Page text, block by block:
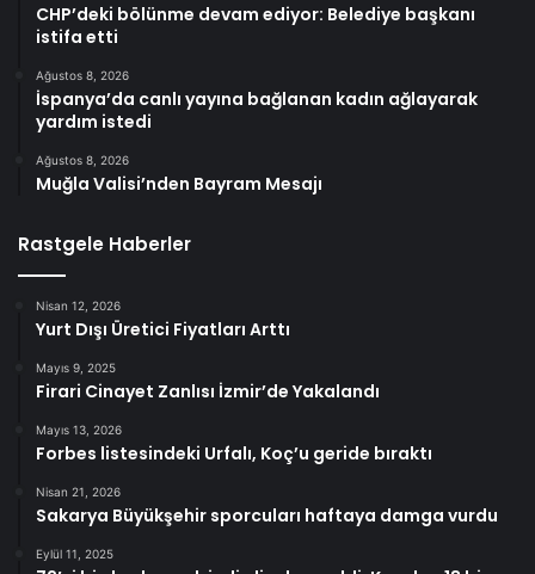
CHP’deki bölünme devam ediyor: Belediye başkanı
istifa etti
Ağustos 8, 2026
İspanya’da canlı yayına bağlanan kadın ağlayarak
yardım istedi
Ağustos 8, 2026
Muğla Valisi’nden Bayram Mesajı
Rastgele Haberler
Nisan 12, 2026
Yurt Dışı Üretici Fiyatları Arttı
Mayıs 9, 2025
Firari Cinayet Zanlısı İzmir’de Yakalandı
Mayıs 13, 2026
Forbes listesindeki Urfalı, Koç’u geride bıraktı
Nisan 21, 2026
Sakarya Büyükşehir sporcuları haftaya damga vurdu
Eylül 11, 2025